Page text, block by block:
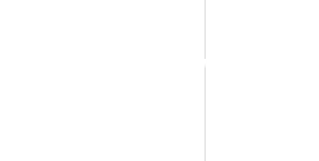
заполнить форму онлайн